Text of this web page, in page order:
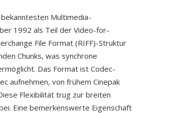
Multimedia-
1992 als Teil der Video-for-
File Format (RIFF)-Struktur
Chunks, was synchrone
Das Format ist Codec-
aufnehmen, von frühem Cinepak
Flexibilität trug zur breiten
Eine bemerkenswerte Eigenschaft